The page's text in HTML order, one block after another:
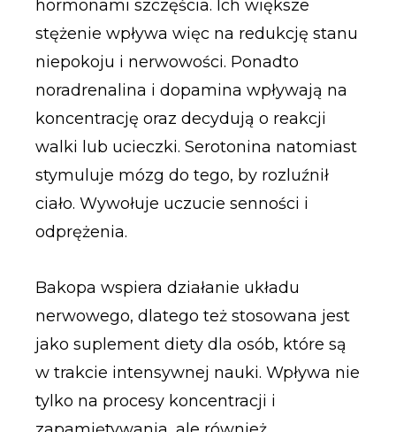
hormonami szczęścia. Ich większe
stężenie wpływa więc na redukcję stanu
niepokoju i nerwowości. Ponadto
noradrenalina i dopamina wpływają na
koncentrację oraz decydują o reakcji
walki lub ucieczki. Serotonina natomiast
stymuluje mózg do tego, by rozluźnił
ciało. Wywołuje uczucie senności i
odprężenia.
Bakopa wspiera działanie układu
nerwowego, dlatego też stosowana jest
jako suplement diety dla osób, które są
w trakcie intensywnej nauki. Wpływa nie
tylko na procesy koncentracji i